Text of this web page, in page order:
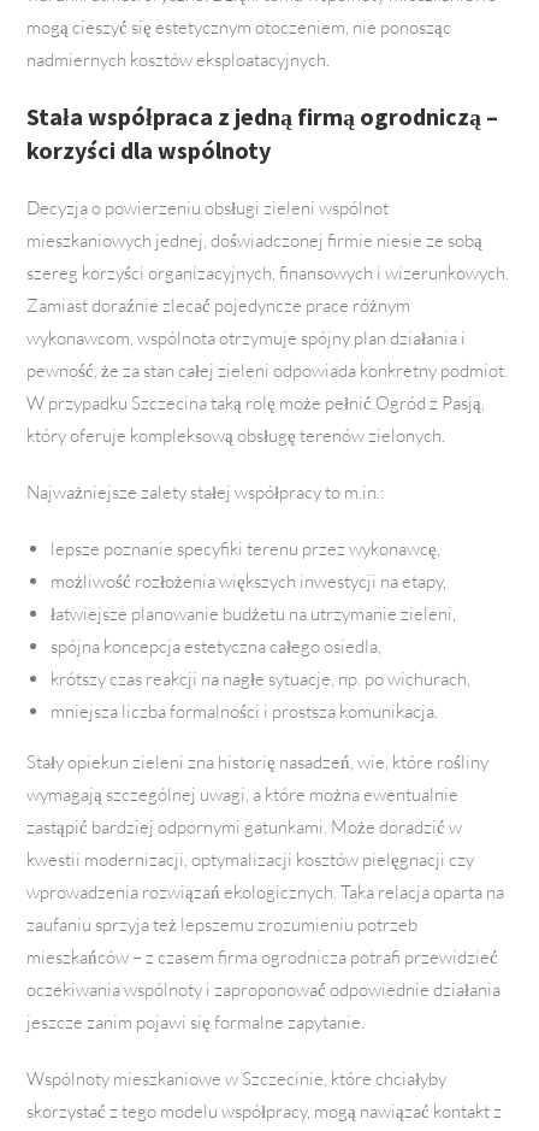
mogą cieszyć się estetycznym otoczeniem, nie ponosząc
nadmiernych kosztów eksploatacyjnych.
Stała współpraca z jedną firmą ogrodniczą –
korzyści dla wspólnoty
Decyzja o powierzeniu obsługi zieleni wspólnot
mieszkaniowych jednej, doświadczonej firmie niesie ze sobą
szereg korzyści organizacyjnych, finansowych i wizerunkowych.
Zamiast doraźnie zlecać pojedyncze prace różnym
wykonawcom, wspólnota otrzymuje spójny plan działania i
pewność, że za stan całej zieleni odpowiada konkretny podmiot.
W przypadku Szczecina taką rolę może pełnić Ogród z Pasją,
który oferuje kompleksową obsługę terenów zielonych.
Najważniejsze zalety stałej współpracy to m.in.:
lepsze poznanie specyfiki terenu przez wykonawcę,
możliwość rozłożenia większych inwestycji na etapy,
łatwiejsze planowanie budżetu na utrzymanie zieleni,
spójna koncepcja estetyczna całego osiedla,
krótszy czas reakcji na nagłe sytuacje, np. po wichurach,
mniejsza liczba formalności i prostsza komunikacja.
Stały opiekun zieleni zna historię nasadzeń, wie, które rośliny
wymagają szczególnej uwagi, a które można ewentualnie
zastąpić bardziej odpornymi gatunkami. Może doradzić w
kwestii modernizacji, optymalizacji kosztów pielęgnacji czy
wprowadzenia rozwiązań ekologicznych. Taka relacja oparta na
zaufaniu sprzyja też lepszemu zrozumieniu potrzeb
mieszkańców – z czasem firma ogrodnicza potrafi przewidzieć
oczekiwania wspólnoty i zaproponować odpowiednie działania
jeszcze zanim pojawi się formalne zapytanie.
Wspólnoty mieszkaniowe w Szczecinie, które chciałyby
skorzystać z tego modelu współpracy, mogą nawiązać kontakt z